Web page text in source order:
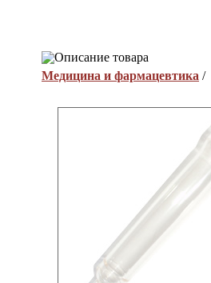
Описание товара
Медицина и фармацевтика /